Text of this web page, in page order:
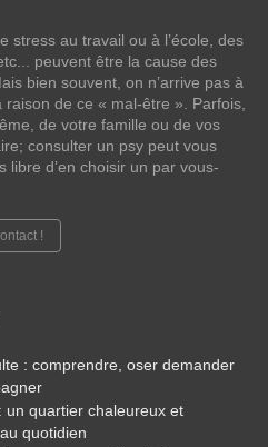
stress au travail ou à l’école, des
peuvent être la cause des
bien souvent, on n’arrive pas à
de ce « mal-être ». Parfois,
de votre famille ou de vos
consulter un psy peut vous
libre d’en choisir un par vous-
!
: comprendre, oser demander
un quartier chaleureux et
quotidien